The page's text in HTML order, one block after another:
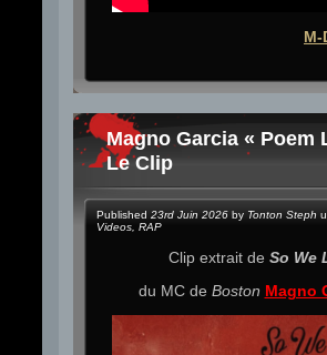
M-
Magno Garcia «
Le Clip
Published 23rd Juin 2026 by Tonton Steph
Videos RAP
Clip extrait de So We
du MC de Boston Magno